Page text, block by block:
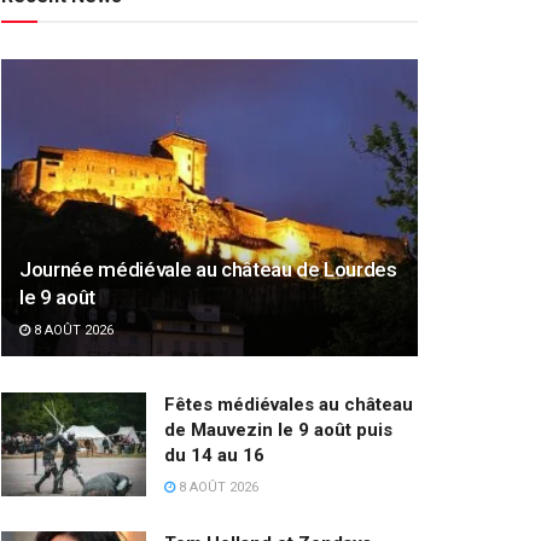
Journée médiévale au château de Lourdes
le 9 août
8 AOÛT 2026
Fêtes médiévales au château
de Mauvezin le 9 août puis
du 14 au 16
8 AOÛT 2026